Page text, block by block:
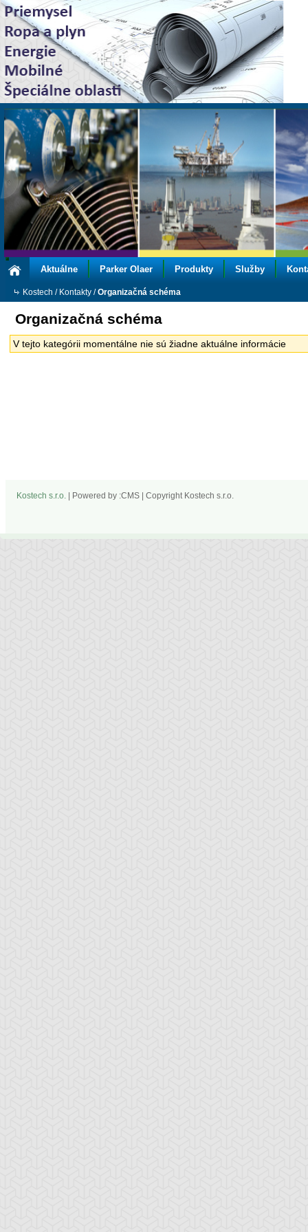
Aktuálne Parker Olaer Produkty Služby
Kostech / Kontakty /Organizačná schéma
Organizačná schéma
V tejto kategórii momentálne nie sú žiadne aktuálne informácie
Kostech s.r.o. | Powered by :CMS | Copyright Kostech s.r.o.